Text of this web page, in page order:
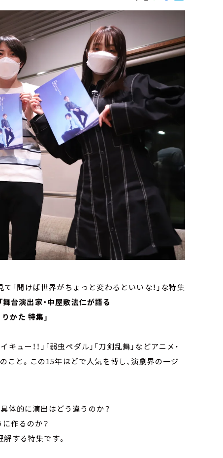
「聞けば世界がちょっと変わるといいな！」な特集
「舞台演出家・中屋敷法仁が語る
かた 特集」
ュー！！」「弱虫ペダル」「刀剣乱舞」などアニメ・
こと。この15年ほどで人気を博し、演劇界の一ジ
体的に演出はどう違うのか？
作るのか？
解する特集です。